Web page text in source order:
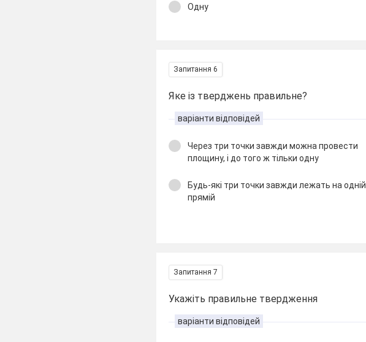
Одну
Запитання 6
Яке із тверджень правильне?
варіанти відповідей
Через три точки завжди можна провести
площину, і до того ж тільки одну
Будь-які три точки завжди лежать на одній
прямій
Запитання 7
Укажіть правильне твердження
варіанти відповідей